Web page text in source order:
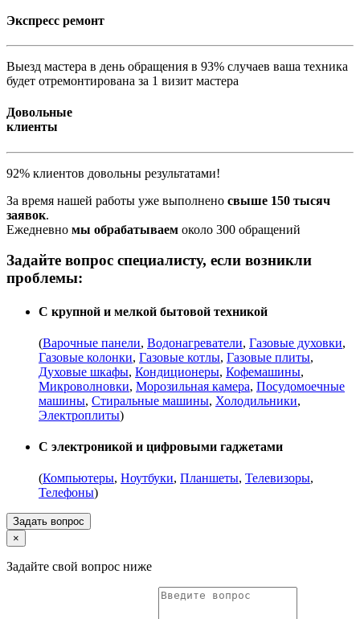
Экспресс ремонт
Выезд мастера в день обращения в 93% случаев ваша техника
будет отремонтирована за 1 визит мастера
Довольные
клиенты
92% клиентов довольны результатами!
За время нашей работы уже выполнено свыше 150 тысяч
заявок.
Ежедневно мы обрабатываем около 300 обращений
Задайте вопрос специалисту, если возникли
проблемы:
С крупной и мелкой бытовой техникой
(Варочные панели, Водонагреватели, Газовые духовки,
Газовые колонки, Газовые котлы, Газовые плиты,
Духовые шкафы, Кондиционеры, Кофемашины,
Микроволновки, Морозильная камера, Посудомоечные
машины, Стиральные машины, Холодильники,
Электроплиты)
С электроникой и цифровыми гаджетами
(Компьютеры, Ноутбуки, Планшеты, Телевизоры,
Телефоны)
Задать вопрос
×
Задайте свой вопрос ниже